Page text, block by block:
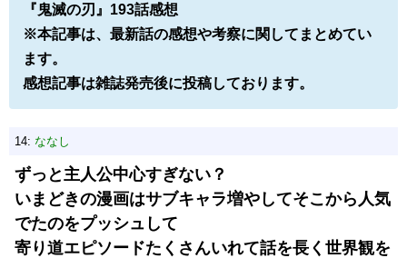
『鬼滅の刃』193話感想
※本記事は、最新話の感想や考察に関してまとめてい
ます。
感想記事は雑誌発売後に投稿しております。
14: ななし
ずっと主人公中心すぎない？
いまどきの漫画はサブキャラ増やしてそこから人気
でたのをプッシュして
寄り道エピソードたくさんいれて話を長く世界観を